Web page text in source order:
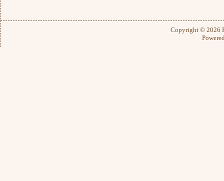
Copyright © 2026